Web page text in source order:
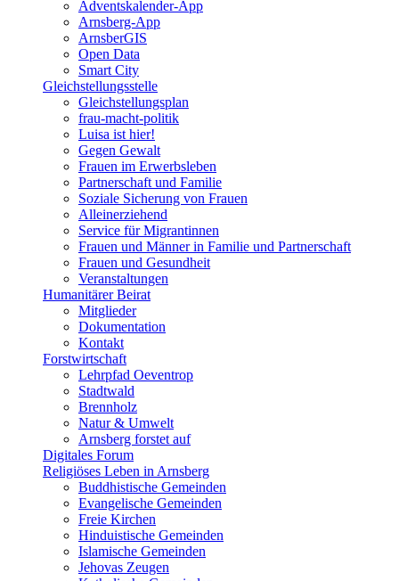
Adventskalender-App
Arnsberg-App
ArnsberGIS
Open Data
Smart City
Gleichstellungsstelle
Gleichstellungsplan
frau-macht-politik
Luisa ist hier!
Gegen Gewalt
Frauen im Erwerbsleben
Partnerschaft und Familie
Soziale Sicherung von Frauen
Alleinerziehend
Service für Migrantinnen
Frauen und Männer in Familie und Partnerschaft
Frauen und Gesundheit
Veranstaltungen
Humanitärer Beirat
Mitglieder
Dokumentation
Kontakt
Forstwirtschaft
Lehrpfad Oeventrop
Stadtwald
Brennholz
Natur & Umwelt
Arnsberg forstet auf
Digitales Forum
Religiöses Leben in Arnsberg
Buddhistische Gemeinden
Evangelische Gemeinden
Freie Kirchen
Hinduistische Gemeinden
Islamische Gemeinden
Jehovas Zeugen